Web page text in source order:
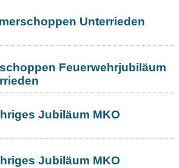
Unterrieden
Feuerwehrjubiläum
Jubiläum MKO
Jubiläum MKO